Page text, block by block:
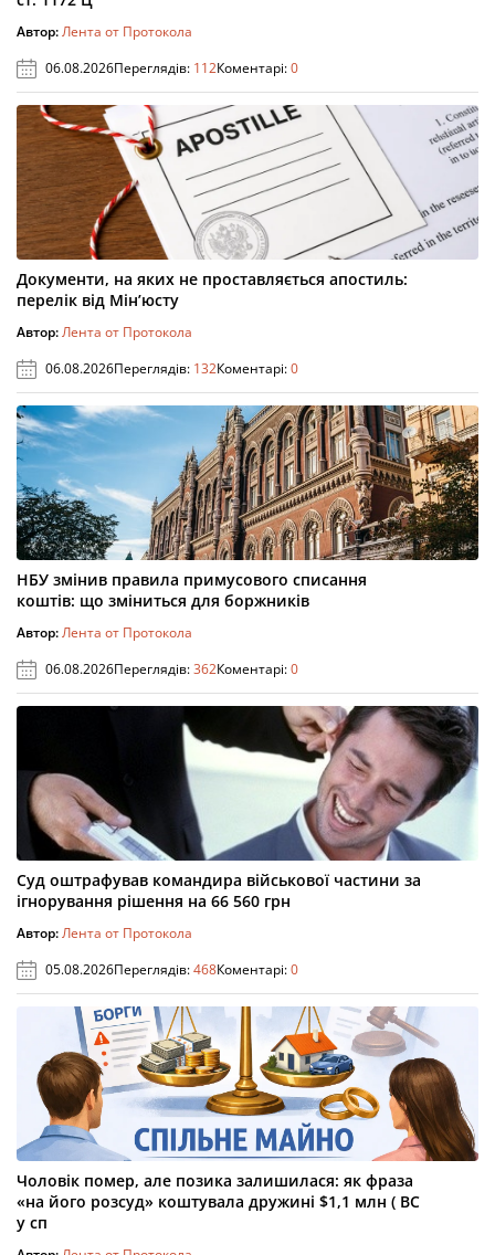
Автор:Лента от Протокола
06.08.2026Переглядів: 112Коментарі:0
Документи, на яких не проставляється апостиль:
перелік від Мін’юсту
Автор:Лента от Протокола
06.08.2026Переглядів: 132Коментарі:0
НБУ змінив правила примусового списання
коштів: що зміниться для боржників
Автор:Лента от Протокола
06.08.2026Переглядів:362Коментарі:0
Суд оштрафував командира військової частини за
ігнорування рішення на 66 560 грн
Автор:Лента от Протокола
05.08.2026Переглядів:468Коментарі:0
Чоловік помер, але позика залишилася: як фраза
«на його розсуд» коштувала дружині $1,1 млн ( ВС
у сп